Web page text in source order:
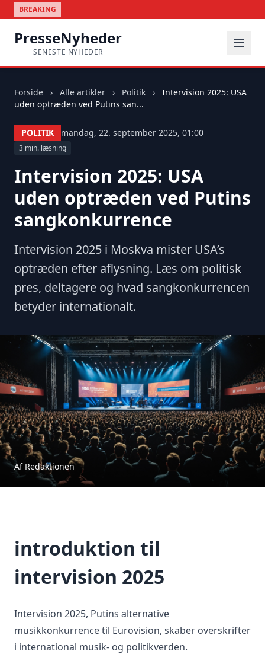
BREAKING
PresseNyheder
SENESTE NYHEDER
Forside › Alle artikler › Politik ›
Intervision 2025: USA
uden optræden ved Putins san...
POLITIK mandag, 22. september 2025, 01:00
3 min. læsning
Intervision 2025: USA
uden optræden ved Putins
sangkonkurrence
Intervision 2025 i Moskva mister USA’s
optræden efter aflysning. Læs om politisk
pres, deltagere og hvad sangkonkurrencen
betyder internationalt.
Af Redaktionen
introduktion til
intervision 2025
Intervision 2025, Putins alternative
musikkonkurrence til Eurovision, skaber overskrifter
i international musik- og politikverden.